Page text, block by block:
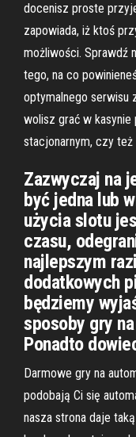
docenisz proste
zapowiada, iż ktoś
możliwości. Sprawdź
tego, na co
optymalnego serwisu
wolisz grać w
stacjonarnym, czy
Zazwyczaj na
być jedna lub
użycia slotu
czasu,
najlepszym
dodatkowych
będziemy
sposoby gry
Ponadto
Darmowe gry na
podobają Ci się
nasza strona daje